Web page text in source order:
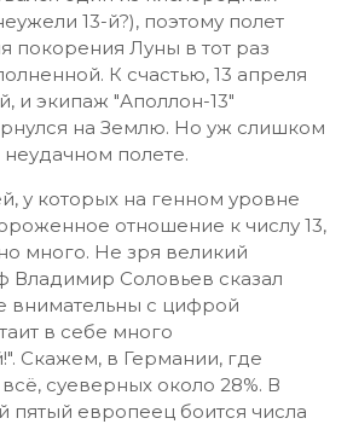
13-й?), поэтому полет
покорения Луны в тот раз
К счастью, 13 апреля
и экипаж "Аполлон-13"
на Землю. Но уж слишком
неудачном полете.
у которых на генном уровне
отношение к числу 13,
много. Не зря великий
Владимир Соловьев сказал
внимательны с цифрой
в себе много
Скажем, в Германии, где
всё, суеверных около 28%. В
европеец боится числа